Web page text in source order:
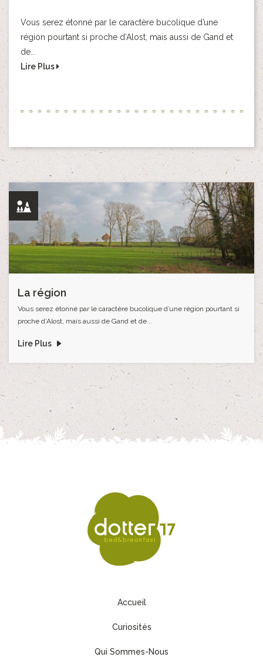
Vous serez étonné par le caractère bucolique d’une
région pourtant si proche d’Alost, mais aussi de Gand et
de...
Lire Plus
La région
Vous serez étonné par le caractère bucolique d’une région pourtant si
proche d’Alost, mais aussi de Gand et de...
Lire Plus
Accueil
Curiosités
Qui Sommes-Nous